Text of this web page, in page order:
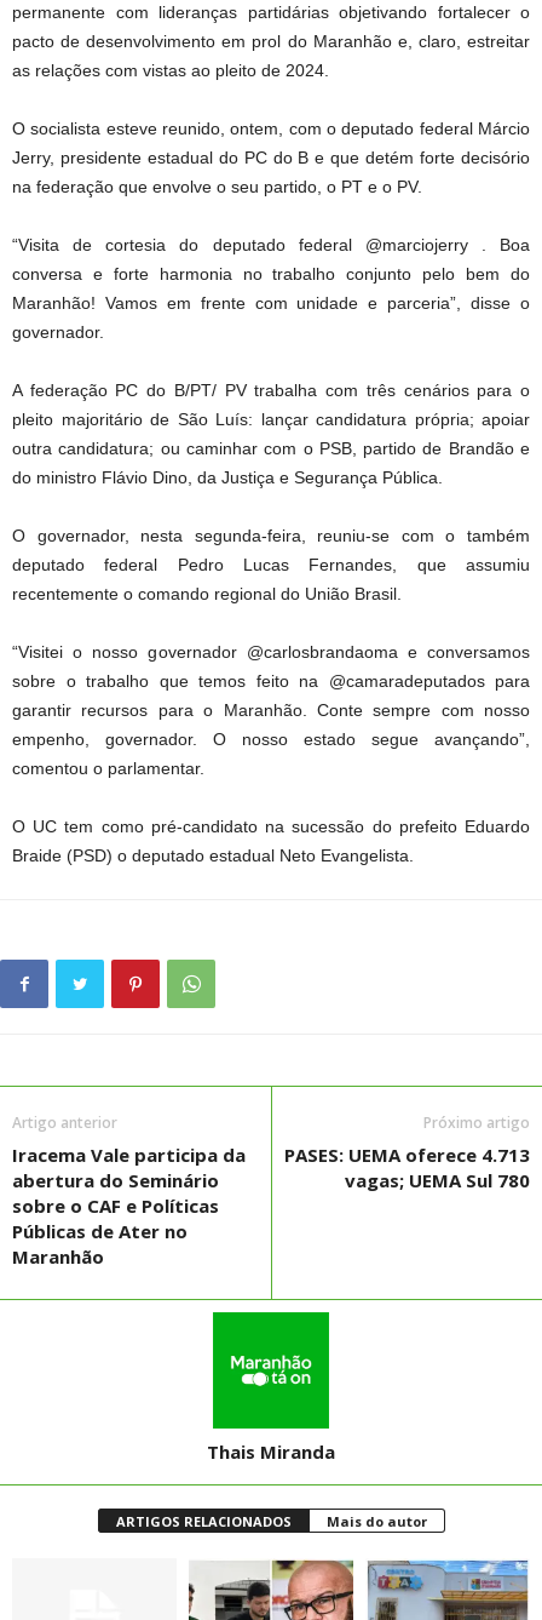
permanente com lideranças partidárias objetivando fortalecer o
pacto de desenvolvimento em prol do Maranhão e, claro, estreitar
as relações com vistas ao pleito de 2024.
O socialista esteve reunido, ontem, com o deputado federal Márcio
Jerry, presidente estadual do PC do B e que detém forte decisório
na federação que envolve o seu partido, o PT e o PV.
“Visita de cortesia do deputado federal @marciojerry . Boa
conversa e forte harmonia no trabalho conjunto pelo bem do
Maranhão! Vamos em frente com unidade e parceria”, disse o
governador.
A federação PC do B/PT/ PV trabalha com três cenários para o
pleito majoritário de São Luís: lançar candidatura própria; apoiar
outra candidatura; ou caminhar com o PSB, partido de Brandão e
do ministro Flávio Dino, da Justiça e Segurança Pública.
O governador, nesta segunda-feira, reuniu-se com o também
deputado federal Pedro Lucas Fernandes, que assumiu
recentemente o comando regional do União Brasil.
“Visitei o nosso governador @carlosbrandaoma e conversamos
sobre o trabalho que temos feito na @camaradeputados para
garantir recursos para o Maranhão. Conte sempre com nosso
empenho, governador. O nosso estado segue avançando”,
comentou o parlamentar.
O UC tem como pré-candidato na sucessão do prefeito Eduardo
Braide (PSD) o deputado estadual Neto Evangelista.
Artigo anterior
Iracema Vale participa da
abertura do Seminário
sobre o CAF e Políticas
Públicas de Ater no
Maranhão
Próximo artigo
PASES: UEMA oferece 4.713
vagas; UEMA Sul 780
Thais Miranda
ARTIGOS RELACIONADOS Mais do autor